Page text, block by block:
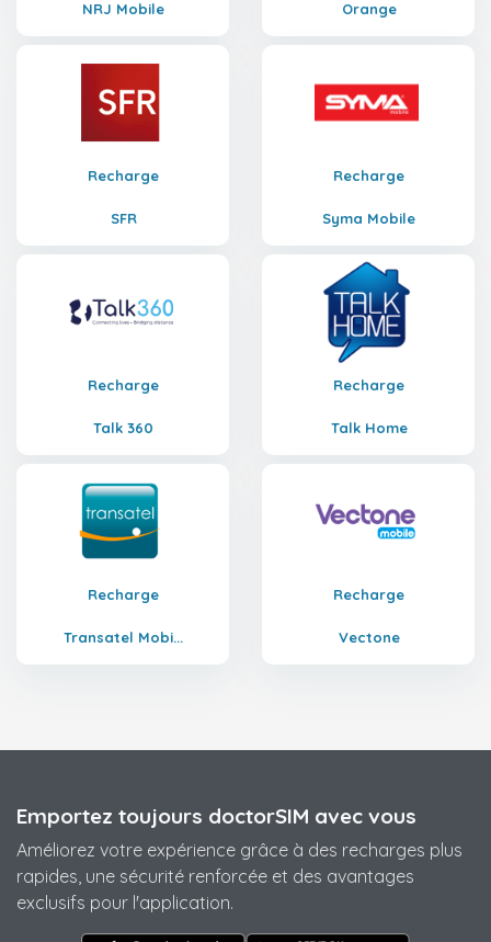
NRJ Mobile Orange
Recharge
SFR
Recharge
Syma Mobile
Recharge
Talk 360
Recharge
Talk Home
Recharge
Transatel Mobi...
Recharge
Vectone
Emportez toujours doctorSIM avec vous
Améliorez votre expérience grâce à des recharges plus
rapides, une sécurité renforcée et des avantages
exclusifs pour l'application.